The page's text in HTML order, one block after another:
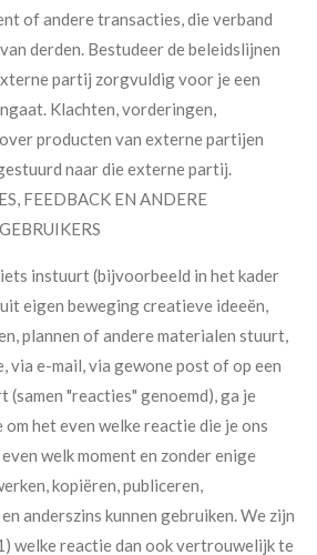
of andere transacties, die verband
derden. Bestudeer de beleidslijnen
partij zorgvuldig voor je een
Klachten, vorderingen,
producten van externe partijen
naar die externe partij.
FEEDBACK EN ANDERE
instuurt (bijvoorbeeld in het kader
eigen beweging creatieve ideeën,
plannen of andere materialen stuurt,
via e-mail, via gewone post of op een
(samen "reacties" genoemd), ga je
het even welke reactie die je ons
welk moment en zonder enige
kopiëren, publiceren,
anderszins kunnen gebruiken. We zijn
welke reactie dan ook vertrouwelijk te